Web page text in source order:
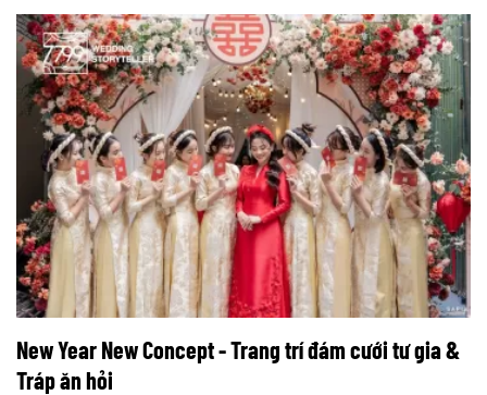
New Year New Concept - Trang trí đám cưới tư gia &
Tráp ăn hỏi